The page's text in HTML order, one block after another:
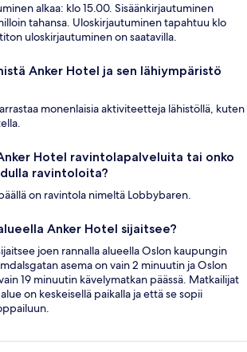
alkaa: klo 15.00. Sisäänkirjautuminen
tahansa. Uloskirjautuminen tapahtuu klo
uloskirjautuminen on saatavilla.
Anker Hotel ja sen lähiympäristö
monenlaisia aktiviteetteja lähistöllä, kuten
Hotel ravintolapalveluita tai onko
ravintoloita?
on ravintola nimeltä Lobbybaren.
Anker Hotel sijaitsee?
joen rannalla alueella Oslon kaupungin
asema on vain 2 minuutin ja Oslon
19 minuutin kävelymatkan päässä. Matkailijat
on keskeisellä paikalla ja että se sopii